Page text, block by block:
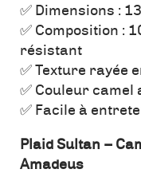
✅ Dimensions :
✅ Composition :
résistant
✅ Texture rayée
✅ Couleur camel
✅ Facile à
Plaid Sultan –
Amadeus